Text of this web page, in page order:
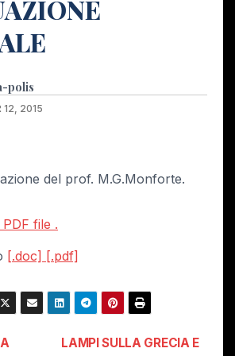
polis
12, 2015
del prof. M.G.Monforte.
file .
[.doc] [.pdf]
LAMPI SULLA GRECIA E